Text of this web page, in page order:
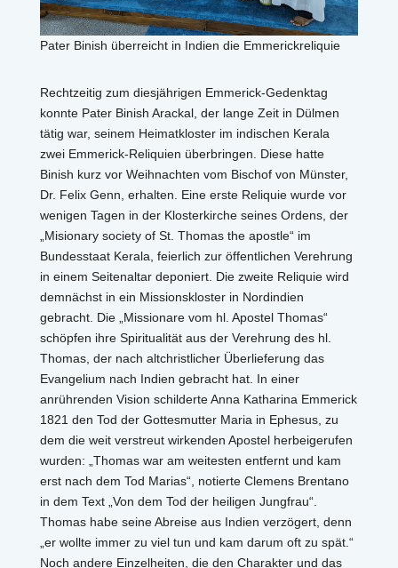
Pater Binish überreicht in Indien die Emmerickreliquie
Rechtzeitig zum diesjährigen Emmerick-Gedenktag
konnte Pater Binish Arackal, der lange Zeit in Dülmen
tätig war, seinem Heimatkloster im indischen Kerala
zwei Emmerick-Reliquien überbringen. Diese hatte
Binish kurz vor Weihnachten vom Bischof von Münster,
Dr. Felix Genn, erhalten. Eine erste Reliquie wurde vor
wenigen Tagen in der Klosterkirche seines Ordens, der
„Misionary society of St. Thomas the apostle“ im
Bundesstaat Kerala, feierlich zur öffentlichen Verehrung
in einem Seitenaltar deponiert. Die zweite Reliquie wird
demnächst in ein Missionskloster in Nordindien
gebracht. Die „Missionare vom hl. Apostel Thomas“
schöpfen ihre Spiritualität aus der Verehrung des hl.
Thomas, der nach altchristlicher Überlieferung das
Evangelium nach Indien gebracht hat. In einer
anrührenden Vision schilderte Anna Katharina Emmerick
1821 den Tod der Gottesmutter Maria in Ephesus, zu
dem die weit verstreut wirkenden Apostel herbeigerufen
wurden: „Thomas war am weitesten entfernt und kam
erst nach dem Tod Marias“, notierte Clemens Brentano
in dem Text „Von dem Tod der heiligen Jungfrau“.
Thomas habe seine Abreise aus Indien verzögert, denn
„er wollte immer zu viel tun und kam darum oft zu spät.“
Noch andere Einzelheiten, die den Charakter und das